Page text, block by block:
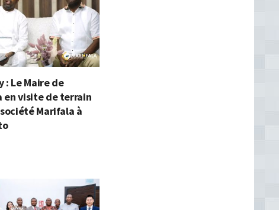
: Le Maire de
en visite de terrain
Marifala à